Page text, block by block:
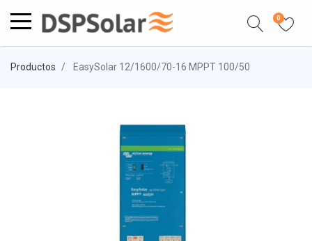
0
Productos EasySolar 12/1600/70-16 MPPT 100/50